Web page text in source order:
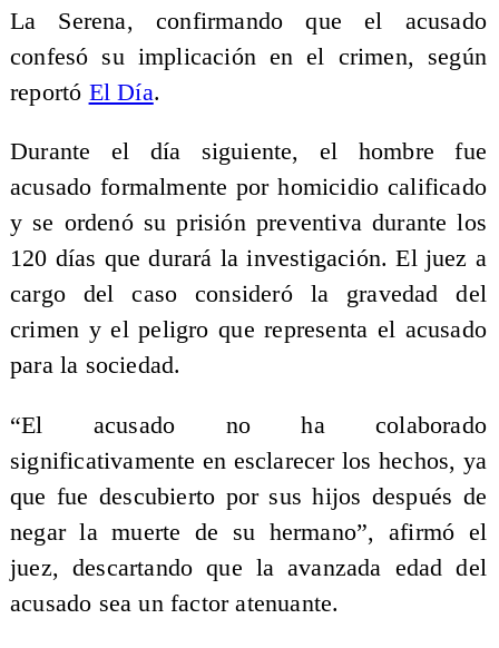
La Serena, confirmando que el acusado
confesó su implicación en el crimen, según
reportó El Día.
Durante el día siguiente, el hombre fue
acusado formalmente por homicidio calificado
y se ordenó su prisión preventiva durante los
120 días que durará la investigación. El juez a
cargo del caso consideró la gravedad del
crimen y el peligro que representa el acusado
para la sociedad.
“El acusado no ha colaborado
significativamente en esclarecer los hechos, ya
que fue descubierto por sus hijos después de
negar la muerte de su hermano”, afirmó el
juez, descartando que la avanzada edad del
acusado sea un factor atenuante.